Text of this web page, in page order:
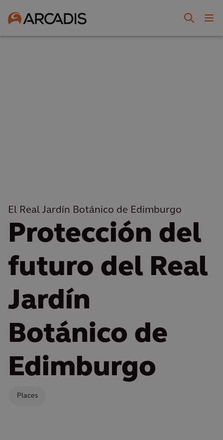
El Real Jardín Botánico de Edimburgo
Protección del
futuro del Real
Jardín
Botánico de
Edimburgo
Places